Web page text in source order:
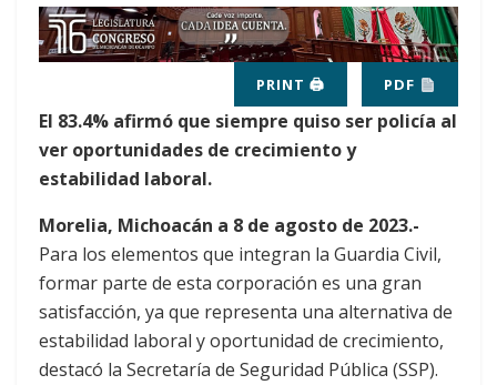
PRINT 🖨 PDF
El 83.4% afirmó que siempre quiso ser policía al
ver oportunidades de crecimiento y
estabilidad laboral.
Morelia, Michoacán a 8 de agosto de 2023.-
Para los elementos que integran la Guardia Civil,
formar parte de esta corporación es una gran
satisfacción, ya que representa una alternativa de
estabilidad laboral y oportunidad de crecimiento,
destacó la Secretaría de Seguridad Pública (SSP).